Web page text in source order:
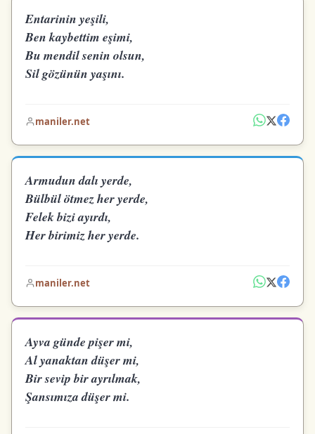
Entarinin yeşili,
Ben kaybettim eşimi,
Bu mendil senin olsun,
Sil gözünün yaşını.
maniler.net
Armudun dalı yerde,
Bülbül ötmez her yerde,
Felek bizi ayırdı,
Her birimiz her yerde.
maniler.net
Ayva günde pişer mi,
Al yanaktan düşer mi,
Bir sevip bir ayrılmak,
Şansımıza düşer mi.